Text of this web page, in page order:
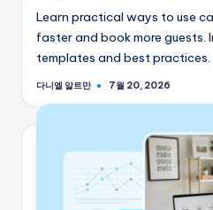
Learn practical ways to use
faster and book more
templates and best practices.
게
자
다니엘 알트만 7월 20, 2026